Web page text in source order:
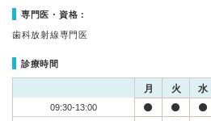
専門医・資格：
歯科放射線専門医
診療時間
月 火 水
09:30-13:00